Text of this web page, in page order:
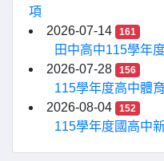
項
2026-07-14
161
田中高中115學年
2026-07-28
156
115學年度高中體
2026-08-04
152
115學年度國高中